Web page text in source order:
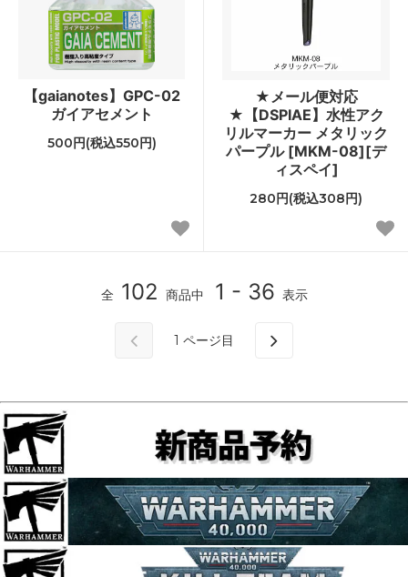
【gaianotes】GPC-02
ガイアセメント
500円(税込550円)
★メール便対応
★【DSPIAE】水性アク
リルマーカー メタリック
パープル [MKM-08][デ
ィスペイ]
280円(税込308円)
全 102 商品中 1 - 36 表示
1 ページ目